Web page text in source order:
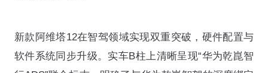
新款阿维塔12在智驾领域实现双重突破，硬件配置与
软件系统同步升级。实车B柱上清晰呈现“华为乾崑智